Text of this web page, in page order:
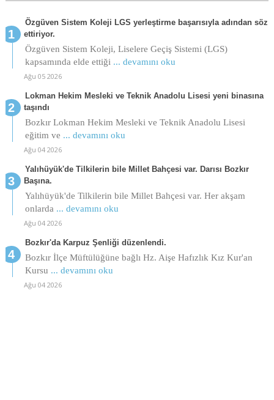
Özgüven Sistem Koleji LGS yerleştirme başarısıyla adından söz
ettiriyor.
Özgüven Sistem Koleji, Liselere Geçiş Sistemi (LGS)
kapsamında elde ettiği ... devamını oku
Ağu 05 2026
Lokman Hekim Mesleki ve Teknik Anadolu Lisesi yeni binasına
taşındı
Bozkır Lokman Hekim Mesleki ve Teknik Anadolu Lisesi
eğitim ve ... devamını oku
Ağu 04 2026
Yalıhüyük'de Tilkilerin bile Millet Bahçesi var. Darısı Bozkır
Başına.
Yalıhüyük'de Tilkilerin bile Millet Bahçesi var. Her akşam
onlarda ... devamını oku
Ağu 04 2026
Bozkır'da Karpuz Şenliği düzenlendi.
Bozkır İlçe Müftülüğüne bağlı Hz. Aişe Hafızlık Kız Kur'an
Kursu ... devamını oku
Ağu 04 2026